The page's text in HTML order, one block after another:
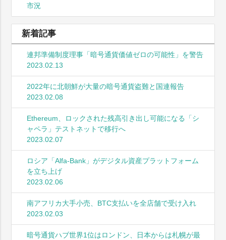
市況
新着記事
連邦準備制度理事「暗号通貨価値ゼロの可能性」を警告
2023.02.13
2022年に北朝鮮が大量の暗号通貨盗難と国連報告
2023.02.08
Ethereum、ロックされた残高引き出し可能になる「シ
ャペラ」テストネットで移行へ
2023.02.07
ロシア「Alfa-Bank」がデジタル資産プラットフォーム
を立ち上げ
2023.02.06
南アフリカ大手小売、BTC支払いを全店舗で受け入れ
2023.02.03
暗号通貨ハブ世界1位はロンドン、日本からは札幌が最